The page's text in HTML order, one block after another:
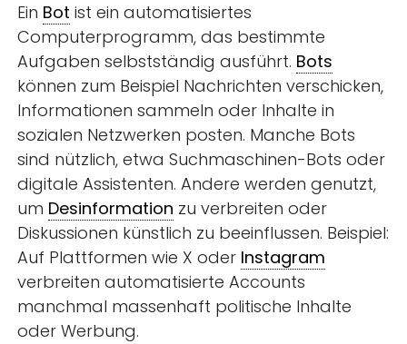
Ein Bot ist ein automatisiertes
Computerprogramm, das bestimmte
Aufgaben selbstständig ausführt. Bots
können zum Beispiel Nachrichten verschicken,
Informationen sammeln oder Inhalte in
sozialen Netzwerken posten. Manche Bots
sind nützlich, etwa Suchmaschinen-Bots oder
digitale Assistenten. Andere werden genutzt,
um Desinformation zu verbreiten oder
Diskussionen künstlich zu beeinflussen. Beispiel:
Auf Plattformen wie X oder Instagram
verbreiten automatisierte Accounts
manchmal massenhaft politische Inhalte
oder Werbung.